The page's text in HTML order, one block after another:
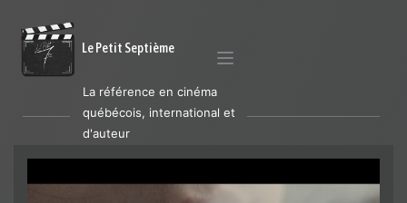
Le Petit Septième
La référence en cinéma
québécois, international et
d'auteur